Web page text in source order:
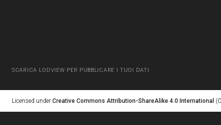
SCARICA LODVIEW PER PUBBLICARE I TUOI DATI
Licensed under Creative Commons Attribution-ShareAlike 4.0 International